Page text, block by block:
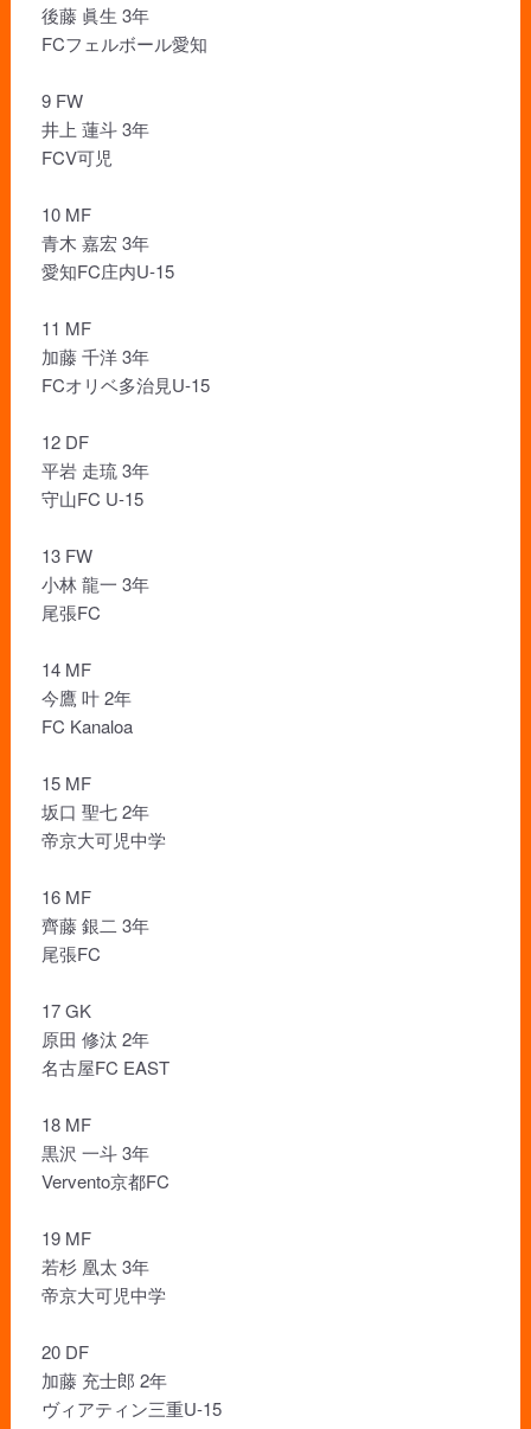
後藤 眞生 3年
FCフェルボール愛知
9 FW
井上 蓮斗 3年
FCV可児
10 MF
青木 嘉宏 3年
愛知FC庄内U-15
11 MF
加藤 千洋 3年
FCオリベ多治見U-15
12 DF
平岩 走琉 3年
守山FC U-15
13 FW
小林 龍一 3年
尾張FC
14 MF
今鷹 叶 2年
FC Kanaloa
15 MF
坂口 聖七 2年
帝京大可児中学
16 MF
齊藤 銀二 3年
尾張FC
17 GK
原田 修汰 2年
名古屋FC EAST
18 MF
黒沢 一斗 3年
Vervento京都FC
19 MF
若杉 凰太 3年
帝京大可児中学
20 DF
加藤 充士郎 2年
ヴィアティン三重U-15